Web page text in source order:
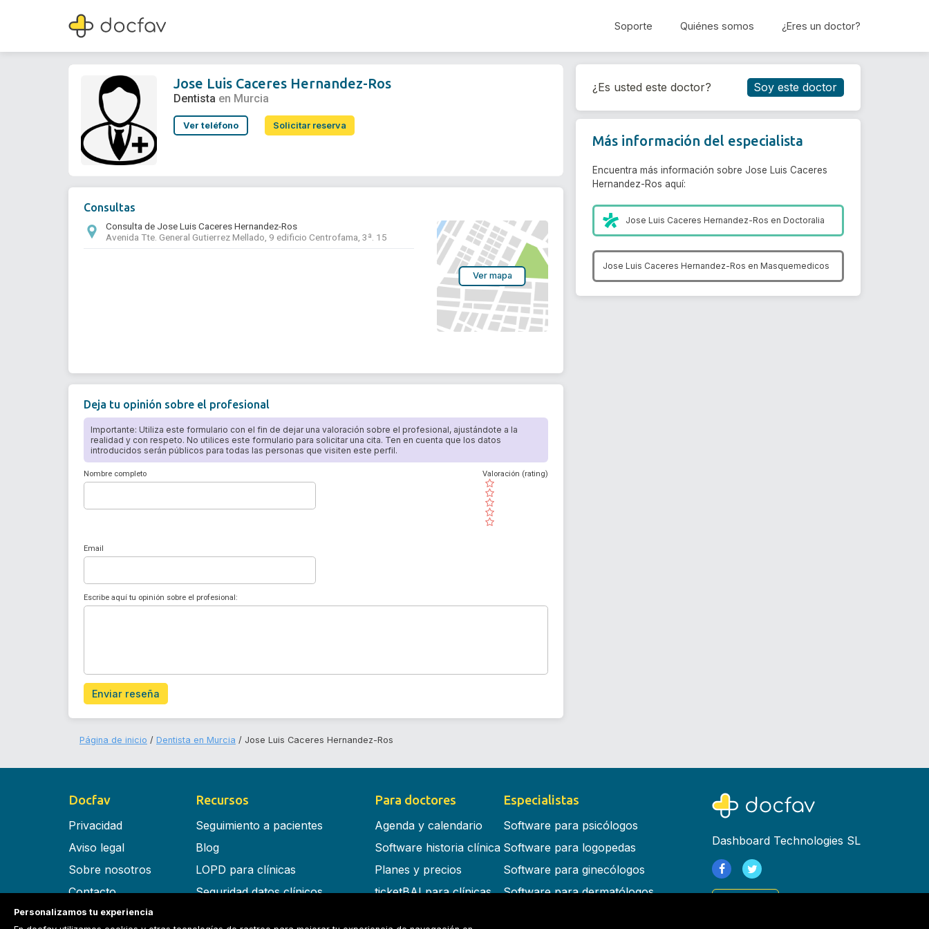
Soporte Quiénes somos ¿Eres un doctor?
Jose Luis Caceres Hernandez-Ros
Dentista
Reservar cita
Jose Luis Caceres Hernandez-Ros
Dentista en Murcia
Ver teléfono Solicitar reserva
Consultas
Consulta de Jose Luis Caceres Hernandez-Ros
Avenida Tte. General Gutierrez Mellado, 9 edificio Centrofama, 3ª. 15
Ver mapa
Deja tu opinión sobre el profesional
Importante: Utiliza este formulario con el fin de dejar una valoración sobre el profesional, ajustándote a la
realidad y con respeto. No utilices este formulario para solicitar una cita. Ten en cuenta que los datos
introducidos serán públicos para todas las personas que visiten este perfil.
Nombre completo
( )
( )
( )
( )
( )
Valoración (rating)
Email
Escribe aquí tu opinión sobre el profesional:
Enviar reseña
¿Es usted este doctor? Soy este doctor
Más información del especialista
Encuentra más información sobre Jose Luis Caceres
Hernandez-Ros aquí:
Jose Luis Caceres Hernandez-Ros enDoctoralia
Jose Luis Caceres Hernandez-Ros en Masquemedicos
Página de inicio Dentista en Murcia Jose Luis Caceres Hernandez-Ros
Docfav
Privacidad
Aviso legal
Sobre nosotros
Contacto
Términos y condiciones
Recursos
Seguimiento a pacientes
Blog
LOPD para clínicas
Seguridad datos clínicos
Para doctores
Agenda y calendario
Software historia clínica
Planes y precios
ticketBAI para clínicas
Especialistas
Software para psicólogos
Software para logopedas
Software para ginecólogos
Software para dermatólogos
Dashboard Technologies SL
Personalizamos tu experiencia